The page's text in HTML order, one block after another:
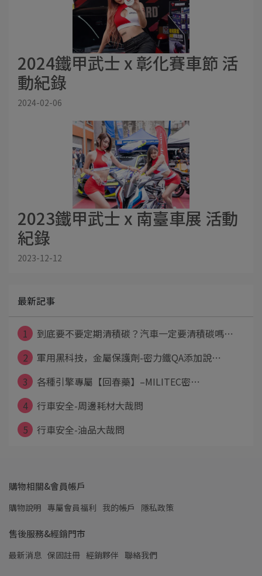
2024鐵甲武士 x 彰化賽車節 活
動紀錄
2024-02-06
2023鐵甲武士 x 南臺車展 活動
紀錄
2023-12-12
最新記事
1
到底要不要定期清積碳？汽車一定要清積碳嗎⋯
2
軍用黑科技，金屬保護劑-密力鐵QA添加說⋯
3
各種引擎專屬【回春藥】–MILITEC密⋯
4
行車安全-周邊耗材大哉問
5
行車安全-油品大哉問
購物相關&會員帳戶
購物說明 專屬會員福利 我的帳戶 隱私政策
售後服務&經銷門市
最新消息 保固註冊 經銷夥伴 聯絡我們